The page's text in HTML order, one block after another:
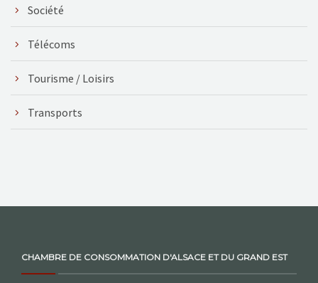
Société
Télécoms
Tourisme / Loisirs
Transports
CHAMBRE DE CONSOMMATION D'ALSACE ET DU GRAND EST